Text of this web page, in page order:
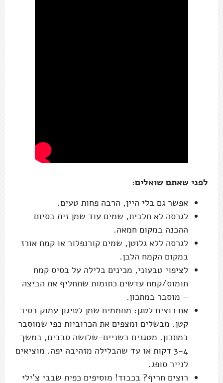
לפני שאתם שואלים:
אפשר גם בלי היין, הרבה פחות טעים.
לגרסה לא חלבית, שמים עוד שמן זית בסיום
ההכנה במקום חמאה.
לגרסה ללא גלוטן, שמים קורנפלור או קמח אורז
במקום הקמח הלבן.
לציפוי טבעוני, מכינים בלילה על בסיס קמח
חומוס/קמח עדשים כתומות שתחליף את הביצה
– מוסבר במתכון.
אם רוצים לטגן: מחממים שמן לטיגון עמוק בסיר
קטן. מבשלים ומצפים את הכרוביות כפי שמוסבר
במתכון. מטגנים בשניים-שלושה סבבים, במשך
3-4 דקות או עד שהבלילה מזהיבה יפה. מוציאים
לנייר סופג.
רוצים חריף? בכבוד! מוסיפים כפית שבבי צ'ילי